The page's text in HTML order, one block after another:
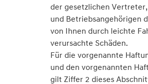
der gesetzlichen
und Betriebsangehörigen
von Ihnen durch leichte
verursachte Schäden.
Für die vorgenannte
und den vorgenannten
gilt Ziffer 2 dieses